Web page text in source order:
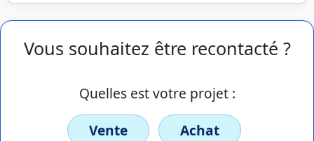
Vous souhaitez être recontacté ?
Quelles est votre projet :
Vente
Achat